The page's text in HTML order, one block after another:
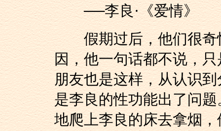
──李良·《爱情》
假期过后，他们很奇
因，他一句话都不说，
朋友也是这样，从认识
是李良的性功能出了问
地爬上李良的床去拿烟